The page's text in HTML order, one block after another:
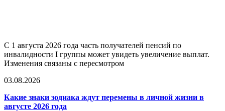
С 1 августа 2026 года часть получателей пенсий по
инвалидности I группы может увидеть увеличение выплат.
Изменения связаны с пересмотром
03.08.2026
Какие знаки зодиака ждут перемены в личной жизни в
августе 2026 года